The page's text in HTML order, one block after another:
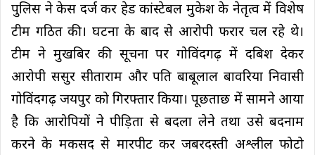
पुलिस ने केस दर्ज कर हेड कांस्टेबल मुकेश के नेतृत्व में विशेष
टीम गठित की। घटना के बाद से आरोपी फरार चल रहे थे।
टीम ने मुखबिर की सूचना पर गोविंदगढ़ में दबिश देकर
आरोपी ससुर सीताराम और पति बाबूलाल बावरिया निवासी
गोविंदगढ़ जयपुर को गिरफ्तार किया। पूछताछ में सामने आया
है कि आरोपियों ने पीड़िता से बदला लेने तथा उसे बदनाम
करने के मकसद से मारपीट कर जबरदस्ती अश्लील फोटो